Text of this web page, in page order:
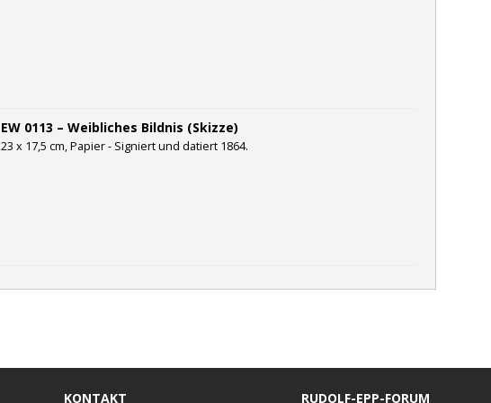
EW 0113 – Weibliches Bildnis (Skizze)
23 x 17,5 cm, Papier - Signiert und datiert 1864.
KONTAKT RUDOLF-EPP-FORUM